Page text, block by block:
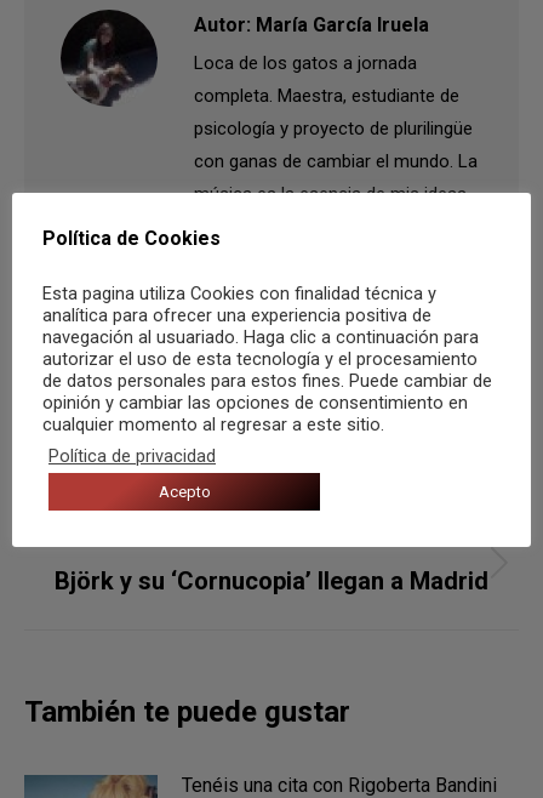
Autor: María García Iruela
Loca de los gatos a jornada
completa. Maestra, estudiante de
psicología y proyecto de plurilingüe
con ganas de cambiar el mundo. La
música es la esencia de mis ideas,
proyectos y sueños. La vida
Navegación
entre
publicaciones
ANTERIOR
Publicación
anterior:
Antonio Orozco aterriza en Alicante
Publicación
Björk y su ‘Cornucopia’ llegan a Madrid
También te puede gustar
Tenéis una cita con Rigoberta Bandini
Política de Cookies
Esta pagina utiliza Cookies con finalidad técnica y
analítica para ofrecer una experiencia positiva de
navegación al usuariado. Haga clic a continuación para
autorizar el uso de esta tecnología y el procesamiento
de datos personales para estos fines. Puede cambiar de
opinión y cambiar las opciones de consentimiento en
cualquier momento al regresar a este sitio.
Política de privacidad
Acepto